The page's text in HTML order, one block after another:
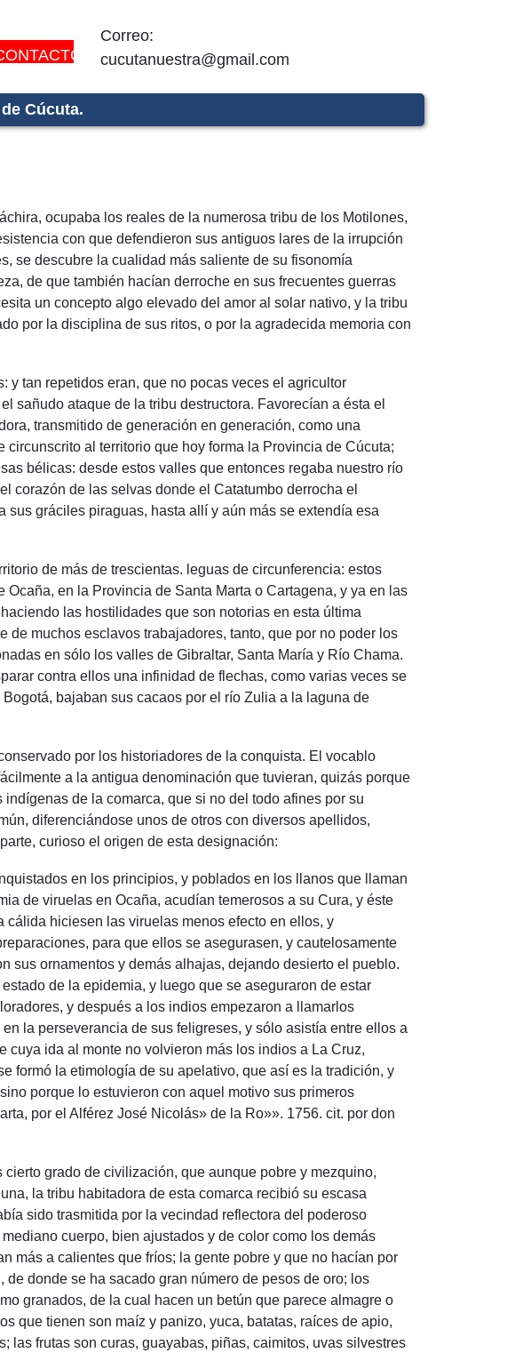
Correo:
cucutanuestra@gmail.com
Cúcuta.
ocupaba los reales de la numerosa tribu de los Motilones,
con que defendieron sus antiguos lares de la irrupción
se descubre la cualidad más saliente de su fisonomía
de que también hacían derroche en sus frecuentes guerras
un concepto algo elevado del amor al solar nativo, y la tribu
por la disciplina de sus ritos, o por la agradecida memoria con
y tan repetidos eran, que no pocas veces el agricultor
sañudo ataque de la tribu destructora. Favorecían a ésta el
transmitido de generación en generación, como una
al territorio que hoy forma la Provincia de Cúcuta;
bélicas: desde estos valles que entonces regaba nuestro río
corazón de las selvas donde el Catatumbo derrocha el
gráciles piraguas, hasta allí y aún más se extendía esa
de más de trescientas. leguas de circunferencia: estos
en la Provincia de Santa Marta o Cartagena, y ya en las
las hostilidades que son notorias en esta última
de muchos esclavos trabajadores, tanto, que por no poder los
en sólo los valles de Gibraltar, Santa María y Río Chama.
contra ellos una infinidad de flechas, como varias veces se
bajaban sus cacaos por el río Zulia a la laguna de
por los historiadores de la conquista. El vocablo
a la antigua denominación que tuvieran, quizás porque
de la comarca, que si no del todo afines por su
diferenciándose unos de otros con diversos apellidos,
curioso el origen de esta designación:
en los principios, y poblados en los llanos que llaman
de viruelas en Ocaña, acudían temerosos a su Cura, y éste
cálida hiciesen las viruelas menos efecto en ellos, y
para que ellos se asegurasen, y cautelosamente
sus ornamentos y demás alhajas, dejando desierto el pueblo.
de la epidemia, y luego que se aseguraron de estar
y después a los indios empezaron a llamarlos
la perseverancia de sus feligreses, y sólo asistía entre ellos a
cuya ida al monte no volvieron más los indios a La Cruz,
formó la etimología de su apelativo, que así es la tradición, y
porque lo estuvieron con aquel motivo sus primeros
por el Alférez José Nicolás» de la Ro»». 1756. cit. por don
grado de civilización, que aunque pobre y mezquino,
la tribu habitadora de esta comarca recibió su escasa
sido trasmitida por la vecindad reflectora del poderoso
cuerpo, bien ajustados y de color como los demás
más a calientes que fríos; la gente pobre y que no hacían por
donde se ha sacado gran número de pesos de oro; los
granados, de la cual hacen un betún que parece almagre o
que tienen son maíz y panizo, yuca, batatas, raíces de apio,
frutas son curas, guayabas, piñas, caimitos, uvas silvestres